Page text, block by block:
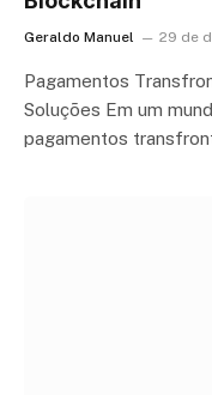
Geraldo Manuel 29 de
Pagamentos
Soluções Em um
pagamentos